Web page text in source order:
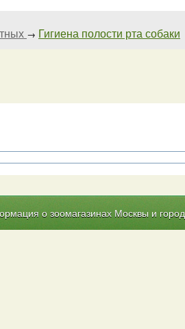
→ Гигиена полости рта собаки
о зоомагазинах Москвы и